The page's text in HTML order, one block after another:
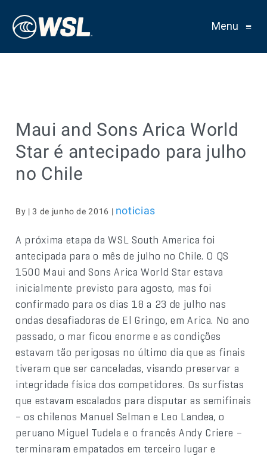
Menu ≡
Maui and Sons Arica World
Star é antecipado para julho
no Chile
By | 3 de junho de 2016 | noticias
A próxima etapa da WSL South America foi
antecipada para o mês de julho no Chile. O QS
1500 Maui and Sons Arica World Star estava
inicialmente previsto para agosto, mas foi
confirmado para os dias 18 a 23 de julho nas
ondas desafiadoras de El Gringo, em Arica. No ano
passado, o mar ficou enorme e as condições
estavam tão perigosas no último dia que as finais
tiveram que ser canceladas, visando preservar a
integridade física dos competidores. Os surfistas
que estavam escalados para disputar as semifinais
– os chilenos Manuel Selman e Leo Landea, o
peruano Miguel Tudela e o francês Andy Criere –
terminaram empatados em terceiro lugar e